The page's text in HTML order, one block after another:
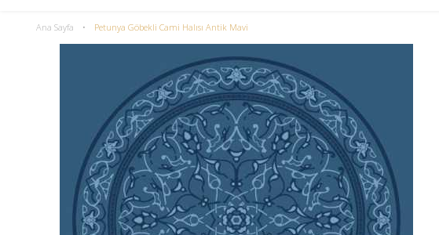
Ana Sayfa • Petunya Göbekli Cami Halısı Antik Mavi